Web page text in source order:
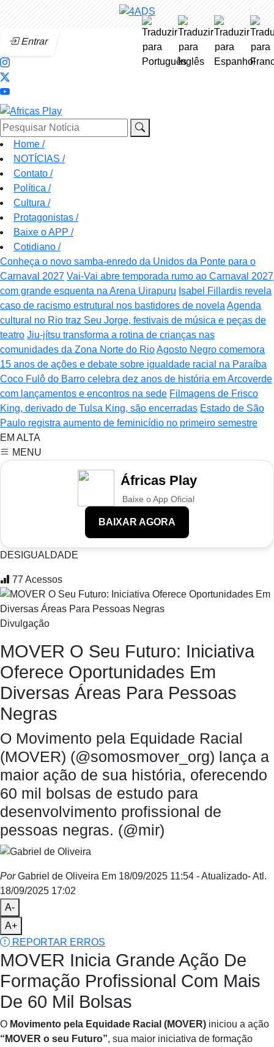
Entrar
Pesquisar Notícia
Home /
NOTÍCIAS /
Contato /
Política /
Cultura /
Protagonistas /
Baixe o APP /
Cotidiano /
Conheça o novo samba-enredo da Unidos da Ponte para o
Carnaval 2027 Vai-Vai abre temporada rumo ao Carnaval 2027
com grande esquenta na Arena Uirapuru Isabel Fillardis revela
caso de racismo estrutural nos bastidores de novela Agenda
cultural no Rio traz Seu Jorge, festivais de música e peças de
teatro Jiu-jítsu transforma a rotina de crianças nas
comunidades da Zona Norte do RioAgosto Negro comemora
15 anos de ações e debate sobre igualdade racial na Paraíba
Coco Fulô do Barro celebra dez anos de história em Arcoverde
com lançamentos e encontros na sede Filmagens de Frisco
King, derivado de Tulsa King, são encerradas Estado de São
Paulo registra aumento de feminicídio no primeiro semestre
EM ALTA
MENU
Áfricas Play
Baixe o App Oficial
BAIXAR AGORA
DESIGUALDADE
77 Acessos
Divulgação
MOVER O Seu Futuro: Iniciativa
Oferece Oportunidades Em
Diversas Áreas Para Pessoas
Negras
O Movimento pela Equidade Racial
(MOVER) (@somosmover_org) lança a
maior ação de sua história, oferecendo
60 mil bolsas de estudo para
desenvolvimento profissional de
pessoas negras. (@mir)
PorGabriel de Oliveira Em 18/09/2025 11:54 - Atualizado- Atl.
18/09/2025 17:02
A-
A+
REPORTAR ERROS
MOVER Inicia Grande Ação De
Formação Profissional Com Mais
De 60 Mil Bolsas
O Movimento pela Equidade Racial (MOVER) iniciou a ação
“MOVER o seu Futuro”, sua maior iniciativa de formação